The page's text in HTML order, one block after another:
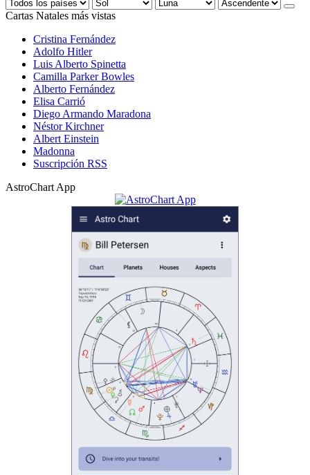
Cartas Natales más vistas
Cristina Fernández
Adolfo Hitler
Luis Alberto Spinetta
Camilla Parker Bowles
Alberto Fernández
Elisa Carrió
Diego Armando Maradona
Néstor Kirchner
Albert Einstein
Madonna
Suscripción RSS
AstroChart App